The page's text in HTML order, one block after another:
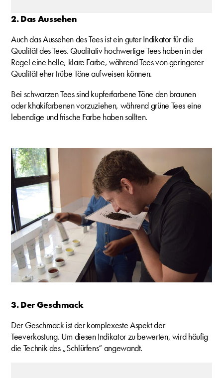
2. Das Aussehen
Auch das Aussehen des Tees ist ein guter Indikator für die
Qualität des Tees. Qualitativ hochwertige Tees haben in der
Regel eine helle, klare Farbe, während Tees von geringerer
Qualität eher trübe Töne aufweisen können.
Bei schwarzen Tees sind kupferfarbene Töne den braunen
oder khakifarbenen vorzuziehen, während grüne Tees eine
lebendige und frische Farbe haben sollten.
3. Der Geschmack
Der Geschmack ist der komplexeste Aspekt der
Teeverkostung. Um diesen Indikator zu bewerten, wird häufig
die Technik des „Schlürfens“ angewandt.